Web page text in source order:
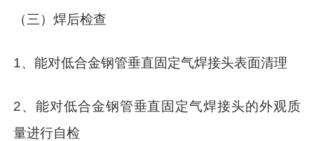
（三）焊后检查
1、能对低合金钢管垂直固定气焊接头表面清理
2、能对低合金钢管垂直固定气焊接头的外观质
量进行自检